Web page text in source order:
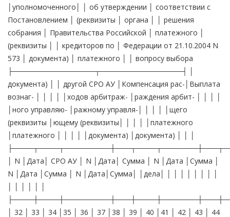
│уполномоченного│ │ об утверждении │ соответствии с
Постановлением │ (реквизиты │ органа │ │ решения
собрания │ Правительства Российской │ платежного │
(реквизиты │ │ кредиторов по │ Федерации от 21.10.2004 N
573 │ документа) │ платежного │ │ вопросу выбора
├────────────────┬────────────────┤ │
документа) │ │ другой СРО АУ │Компенсация рас-│Выплата
вознаг- │ │ │ │ │ходов арбитраж- │раждения арбит- │ │ │ │
│ного управляю- │ражному управля-│ │ │ │ │щего
(реквизиты │ющему (реквизиты│ │ │ │ │платежного
│платежного │ │ │ │ │документа) │документа) │ │ │
│ N │Дата│ СРО АУ │ N │Дата│ Сумма │ N │Дата │Сумма │
N │Дата │Сумма │ N │Дата│Сумма│ │дела│ │ │ │ │ │ │ │ │
│ 32 │ 33 │ 34 │35 │ 36 │ 37 │38 │ 39 │ 40 │41 │ 42 │ 43 │ 44